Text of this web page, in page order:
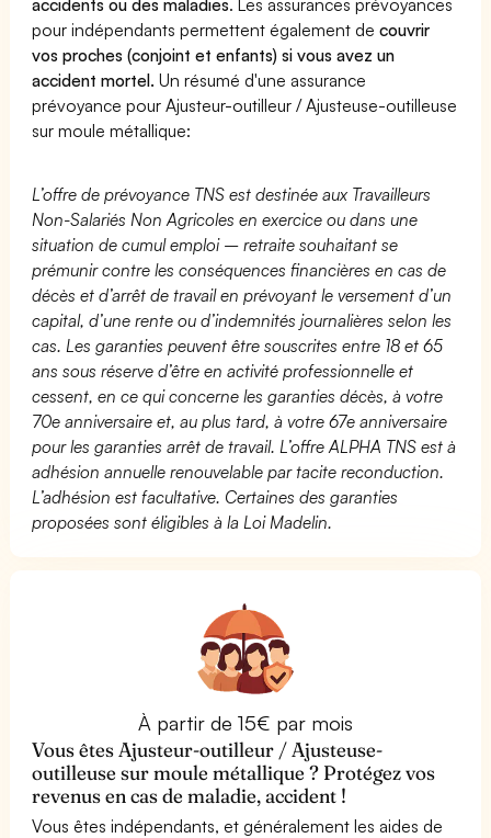
pour indépendants permettent également decouvrir
vos proches (conjoint et enfants) si vous avez un
accident mortel. Un résumé d'une assurance
prévoyance pour Ajusteur-outilleur / Ajusteuse-outilleuse
sur moule métallique:
L’offre de prévoyance TNS est destinée aux Travailleurs
Non-Salariés Non Agricoles en exercice ou dans une
situation de cumul emploi – retraite souhaitant se
prémunir contre les conséquences financières en cas de
décès et d’arrêt de travail en prévoyant le versement d’un
capital, d’une rente ou d’indemnités journalières selon les
cas. Les garanties peuvent être souscrites entre 18 et 65
ans sous réserve d’être en activité professionnelle et
cessent, en ce qui concerne les garanties décès, à votre
70e anniversaire et, au plus tard, à votre 67e anniversaire
pour les garanties arrêt de travail. L’offre ALPHA TNS est à
adhésion annuelle renouvelable par tacite reconduction.
L’adhésion est facultative. Certaines des garanties
proposées sont éligibles à la Loi Madelin.
À partir de 15€ par mois
Vous êtes Ajusteur-outilleur / Ajusteuse-
outilleuse sur moule métallique ? Protégez vos
revenus en cas de maladie, accident !
Vous êtes indépendants, et généralement les aides de